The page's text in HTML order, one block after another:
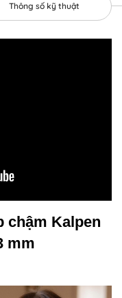
Thông số kỹ thuật
chậm Kalpen
mm